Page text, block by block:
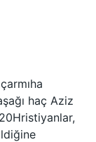
haç Aziz